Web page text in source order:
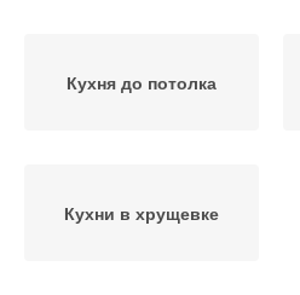
Кухня до потолка
Кухни в хрущевке